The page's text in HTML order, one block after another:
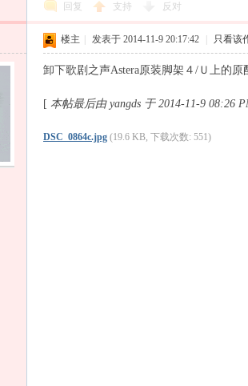
回复 支持 反对
楼主 发表于 2014-11-9 20:17:42 只看该
卸下歌剧之声Astera原装脚架４/Ｕ上的
[ 本帖最后由 yangds 于 2014-11-9 08:26
DSC_0864c.jpg (19.6 KB, 下载次数: 551)